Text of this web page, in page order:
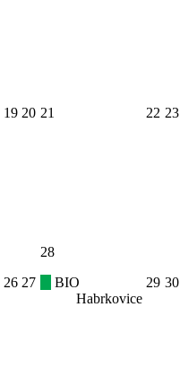
19 20 21 22 23
26 27
28
BIO
Habrkovice
29 30